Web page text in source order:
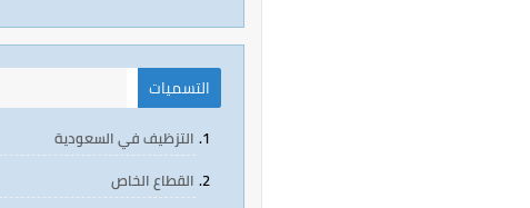
التسميات
التزظيف في السعودية
القطاع الخاص